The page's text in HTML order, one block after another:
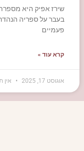
שירז אפיק היא
בעבר על ספריה
פעמיים
קרא עוד »
אוגוסט 17, 2025 אין